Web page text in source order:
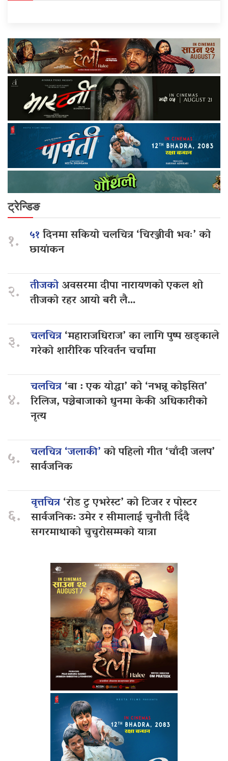
ट्रेन्डिङ
१. ५१दिनमा सकियो चलचित्र ‘चिरञ्जीवी भवः’ को
छायांकन
२. तीजकोअवसरमा दीपा नारायणको एकल शो
तीजको रहर आयो बरी लै…
३. चलचित्र‘महाराजधिराज’ का लागि पुष्प खड्काले
गरेको शारीरिक परिवर्तन चर्चामा
४.
चलचित्र‘बा : एक योद्धा’ को ‘नभन्नू कोइसित’
रिलिज, पञ्चेबाजाको धुनमा केकी अधिकारीको
नृत्य
५. चलचित्र ‘जलाकी’को पहिलो गीत ‘चाँदी जलप’
सार्वजनिक
६.
वृत्तचित्र‘रोड टु एभरेस्ट’ को टिजर र पोस्टर
सार्वजनिक: उमेर र सीमालाई चुनौती दिँदै
सगरमाथाको चुचुरोसम्मको यात्रा